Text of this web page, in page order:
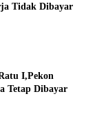
Tidak Dibayar
I,Pekon
Tetap Dibayar